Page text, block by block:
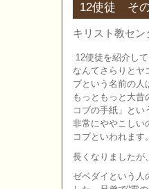
12使徒 そ
キリスト教セン
12使徒を紹介し
なんてさらりとヤ
ブという名前の人
もっともっと大
コブの手紙」と
非常にややこしい
コブといわれます。
長くなりましたが
ゼベダイという人